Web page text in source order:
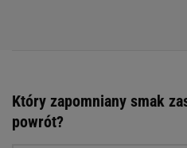
Który zapomniany smak
powrót?